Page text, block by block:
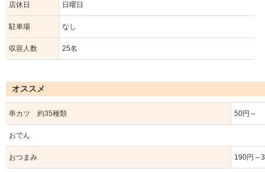
店休日 日曜日
駐車場 なし
収容人数 25名
オススメ
串カツ 約35種類 50円～
おでん
おつまみ 190円～